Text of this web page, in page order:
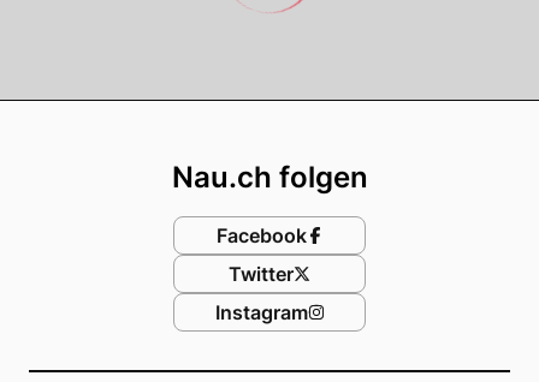
Nau.ch folgen
Facebook
Twitter
Instagram